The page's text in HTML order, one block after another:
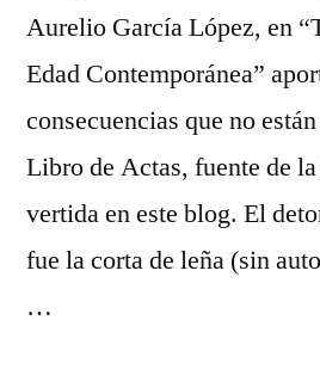
Aurelio García López, en
Edad Contemporánea”
consecuencias que no
Libro de Actas, fuente de
vertida en este blog. El
fue la corta de leña (sin
…